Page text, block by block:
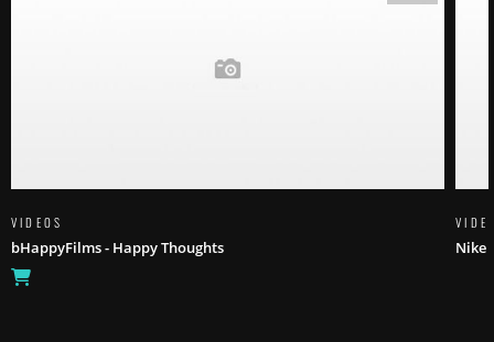
VIDEOS
bHappyFilms - Happy Thoughts Nike